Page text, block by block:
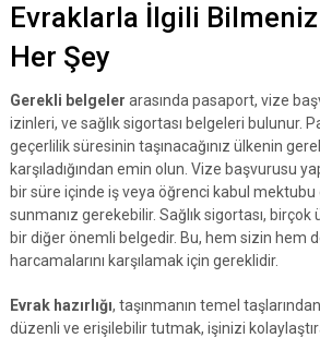
Evraklarla İlgili
Her Şey
Gerekli belgeler arasında pasaport, vize
izinleri, ve sağlık sigortası belgeleri bulunur.
geçerlilik süresinin taşınacağınız ülkenin
karşıladığından emin olun. Vize başvurusu
bir süre içinde iş veya öğrenci kabul
sunmanız gerekebilir. Sağlık sigortası, birçok
bir diğer önemli belgedir. Bu, hem sizin hem
harcamalarını karşılamak için gereklidir.
Evrak hazırlığı, taşınmanın temel taşlarından
düzenli ve erişilebilir tutmak, işinizi